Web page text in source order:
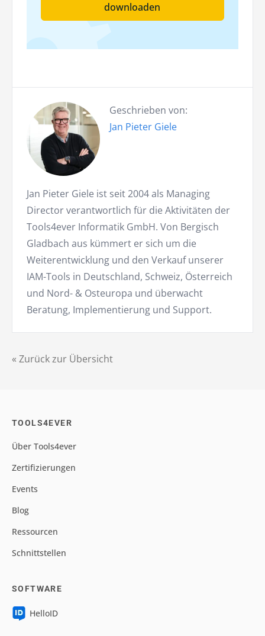
« Zurück zur Übersicht
downloaden
Geschrieben von:
Jan Pieter Giele
Jan Pieter Giele ist seit 2004 als Managing
Director verantwortlich für die Aktivitäten der
Tools4ever Informatik GmbH. Von Bergisch
Gladbach aus kümmert er sich um die
Weiterentwicklung und den Verkauf unserer
IAM-Tools in Deutschland, Schweiz, Österreich
und Nord- & Osteuropa und überwacht
Beratung, Implementierung und Support.
TOOLS4EVER
Über Tools4ever
Zertifizierungen
Events
Blog
Ressourcen
Schnittstellen
SOFTWARE
HelloID